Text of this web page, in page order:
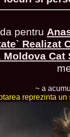
pentru
Realizat
Moldova Cat
~ a
reprezinta